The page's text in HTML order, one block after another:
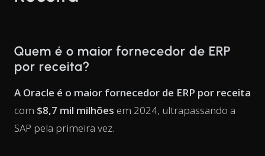
Quem é o maior fornecedor de ERP
por receita?
A Oracle é o maior fornecedor de ERP por receita
com $8,7 mil milhões em 2024, ultrapassando a
SAP pela primeira vez.